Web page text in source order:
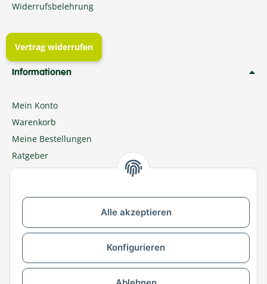
Alle akzeptieren
Konfigurieren
Widerrufsbelehrung
Vertrag widerrufen
Informationen
Mein Konto
Warenkorb
Meine Bestellungen
Ratgeber
Newsletter
Zu MEGAZOO-nord.de wechseln
Versandpartner & Zahlungsmöglichkeiten